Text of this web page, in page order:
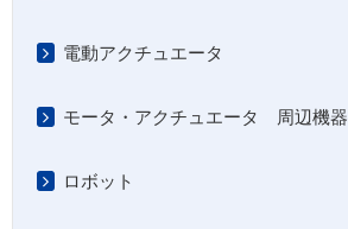
電動アクチュエータ
モータ・アクチュエータ 周辺機器
ロボット